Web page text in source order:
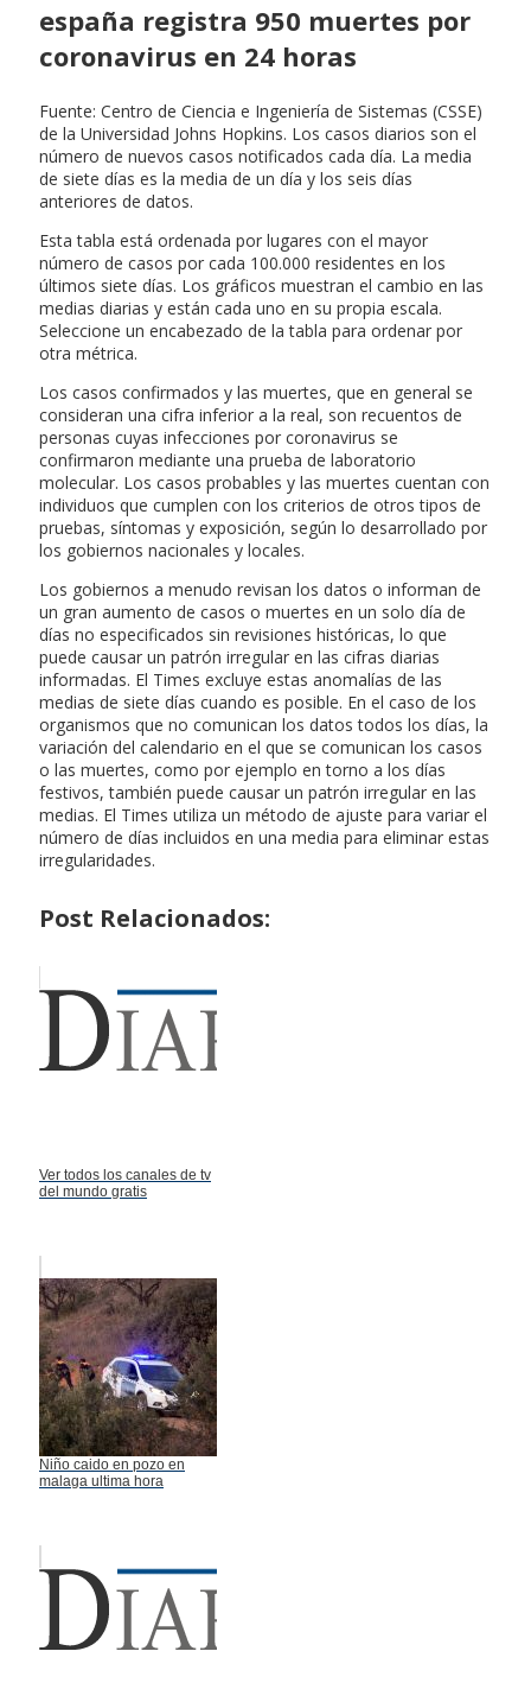
españa registra 950 muertes por
coronavirus en 24 horas
Fuente: Centro de Ciencia e Ingeniería de Sistemas (CSSE)
de la Universidad Johns Hopkins. Los casos diarios son el
número de nuevos casos notificados cada día. La media
de siete días es la media de un día y los seis días
anteriores de datos.
Esta tabla está ordenada por lugares con el mayor
número de casos por cada 100.000 residentes en los
últimos siete días. Los gráficos muestran el cambio en las
medias diarias y están cada uno en su propia escala.
Seleccione un encabezado de la tabla para ordenar por
otra métrica.
Los casos confirmados y las muertes, que en general se
consideran una cifra inferior a la real, son recuentos de
personas cuyas infecciones por coronavirus se
confirmaron mediante una prueba de laboratorio
molecular. Los casos probables y las muertes cuentan con
individuos que cumplen con los criterios de otros tipos de
pruebas, síntomas y exposición, según lo desarrollado por
los gobiernos nacionales y locales.
Los gobiernos a menudo revisan los datos o informan de
un gran aumento de casos o muertes en un solo día de
días no especificados sin revisiones históricas, lo que
puede causar un patrón irregular en las cifras diarias
informadas. El Times excluye estas anomalías de las
medias de siete días cuando es posible. En el caso de los
organismos que no comunican los datos todos los días, la
variación del calendario en el que se comunican los casos
o las muertes, como por ejemplo en torno a los días
festivos, también puede causar un patrón irregular en las
medias. El Times utiliza un método de ajuste para variar el
número de días incluidos en una media para eliminar estas
irregularidades.
Post Relacionados:
Ver todos los canales de tv
del mundo gratis
Niño caido en pozo en
malaga ultima hora